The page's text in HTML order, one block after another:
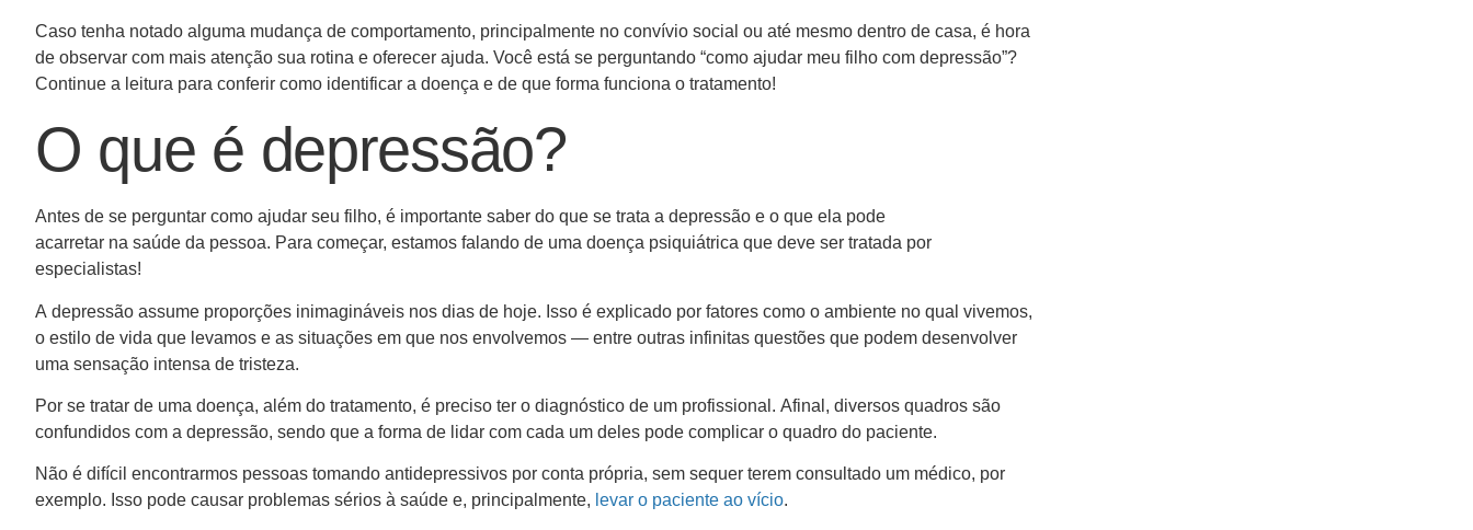
Caso tenha notado alguma mudança de comportamento, principalmente no convívio social ou até mesmo dentro de casa, é hora
de observar com mais atenção sua rotina e oferecer ajuda. Você está se perguntando “como ajudar meu filho com depressão”?
Continue a leitura para conferir como identificar a doença e de que forma funciona o tratamento!
O que é depressão?
Antes de se perguntar como ajudar seu filho, é importante saber do que se trata a depressão e o que ela pode
acarretar na saúde da pessoa. Para começar, estamos falando de uma doença psiquiátrica que deve ser tratada por
especialistas!
A depressão assume proporções inimagináveis nos dias de hoje. Isso é explicado por fatores como o ambiente no qual vivemos,
o estilo de vida que levamos e as situações em que nos envolvemos — entre outras infinitas questões que podem desenvolver
uma sensação intensa de tristeza.
Por se tratar de uma doença, além do tratamento, é preciso ter o diagnóstico de um profissional. Afinal, diversos quadros são
confundidos com a depressão, sendo que a forma de lidar com cada um deles pode complicar o quadro do paciente.
Não é difícil encontrarmos pessoas tomando antidepressivos por conta própria, sem sequer terem consultado um médico, por
exemplo. Isso pode causar problemas sérios à saúde e, principalmente, levar o paciente ao vício.